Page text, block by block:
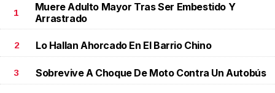
1
Muere Adulto Mayor Tras Ser Embestido Y
Arrastrado
2 Lo Hallan Ahorcado En El Barrio Chino
3 Sobrevive A Choque De Moto Contra Un Autobús